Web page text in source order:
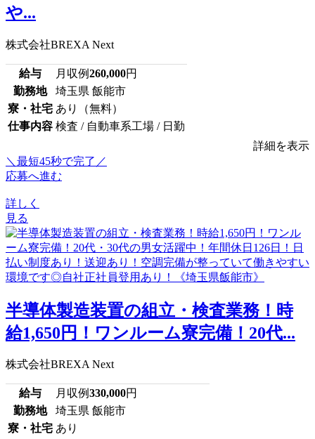
や...
株式会社BREXA Next
給与 月収例260,000円
勤務地
埼玉県 飯能市
寮・社宅 あり（無料）
仕事内容 検査 / 自動車系工場 / 日勤
詳細を表示
＼最短45秒で完了／
応募へ進む
詳しく
見る
半導体製造装置の組立・検査業務！時
給1,650円！ワンルーム寮完備！20代...
株式会社BREXA Next
給与 月収例330,000円
勤務地
埼玉県 飯能市
寮・社宅 あり